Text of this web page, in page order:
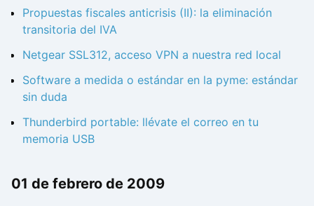
Propuestas fiscales anticrisis (II): la eliminación
transitoria del IVA
Netgear SSL312, acceso VPN a nuestra red local
Software a medida o estándar en la pyme: estándar
sin duda
Thunderbird portable: llévate el correo en tu
memoria USB
01 de febrero de 2009